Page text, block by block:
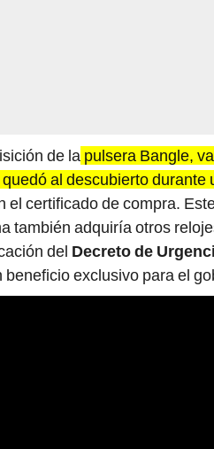
de la pulsera Bangle,
al descubierto
el certificado de compra.
también adquiría otros
del Decreto de
beneficio exclusivo para el